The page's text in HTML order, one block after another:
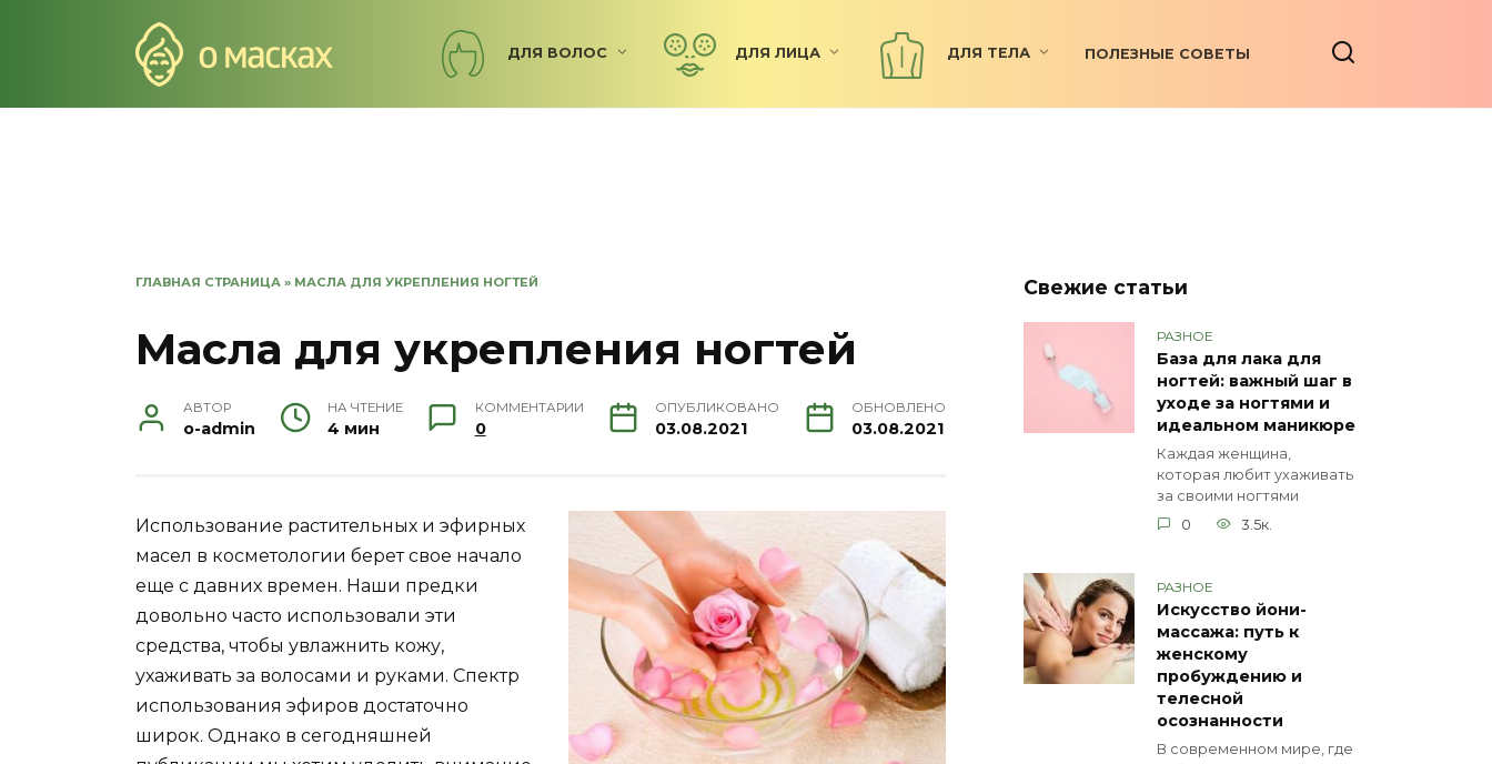
ДЛЯ ВОЛОС ДЛЯ ЛИЦА ДЛЯ ТЕЛА ПОЛЕЗНЫЕ СОВЕТЫ
ГЛАВНАЯ СТРАНИЦА » МАСЛА ДЛЯ УКРЕПЛЕНИЯ НОГТЕЙ
Масла для укрепления ногтей
АВТОР
o-admin
НА ЧТЕНИЕ
4 мин
КОММЕНТАРИИ
0
ОПУБЛИКОВАНО
03.08.2021
ОБНОВЛЕНО
03.08.2021
Использование растительных и эфирных
масел в косметологии берет свое начало
еще с давних времен. Наши предки
довольно часто использовали эти
средства, чтобы увлажнить кожу,
ухаживать за волосами и руками. Спектр
использования эфиров достаточно
широк. Однако в сегодняшней
Свежие статьи
РАЗНОЕ
База для лака для
ногтей: важный шаг в
уходе за ногтями и
идеальном маникюре
Каждая женщина,
которая любит ухаживать
за своими ногтями
0
3.5к.
РАЗНОЕ
Искусство йони-
массажа: путь к
женскому
пробуждению и
телесной
осознанности
В современном мире, где